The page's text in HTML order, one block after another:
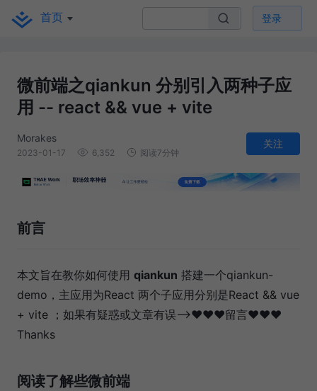
首页 登录
微前端之qiankun 分别引入两种子应
用 -- react && vue + vite
Morakes
2023-01-17 6,352 阅读7分钟
关注
前言
本文旨在教你如何使用 qiankun 搭建一个qiankun-
demo，主应用为React 两个子应用分别是React && vue
+ vite ；如果有疑惑或文章有误-->♥♥♥留言♥♥♥
Thanks
阅读了解些微前端